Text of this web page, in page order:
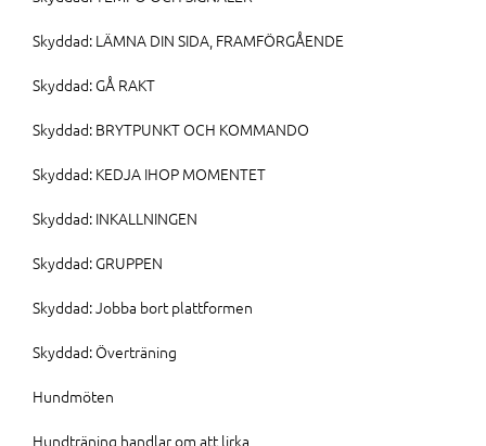
Skyddad: LÄMNA DIN SIDA, FRAMFÖRGÅENDE
Skyddad: GÅ RAKT
Skyddad: BRYTPUNKT OCH KOMMANDO
Skyddad: KEDJA IHOP MOMENTET
Skyddad: INKALLNINGEN
Skyddad: GRUPPEN
Skyddad: Jobba bort plattformen
Skyddad: Överträning
Hundmöten
Hundträning handlar om att lirka